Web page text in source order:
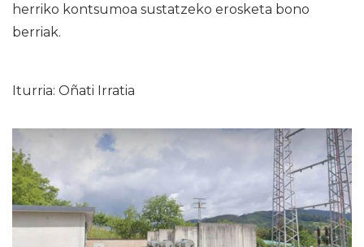
herriko kontsumoa sustatzeko erosketa bono
berriak.
Iturria: Oñati Irratia